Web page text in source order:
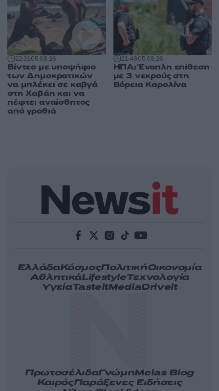
22:3105.08.26
Βίντεο με υποψήφιο
των Δημοκρατικών
να μπλέκει σε καβγά
στη Χαβάη και να
πέφτει αναίσθητος
από γροθιά
21:4805.08.26
ΗΠΑ: Ένοπλη επίθεση
με 3 νεκρούς στη
Βόρεια Καρολίνα
ΕλλάδαΚόσμοςΠολιτικήΟικονομία
ΑθλητικάLifestyleΤεχνολογία
ΥγείαTasteitMediaDriveit
ΠρωτοσέλιδαΓνώμηMelas Blog
ΚαιρόςΠαράξενες Ειδήσεις